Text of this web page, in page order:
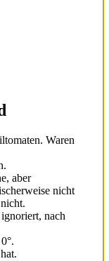
Waren
aber
nicht
nach